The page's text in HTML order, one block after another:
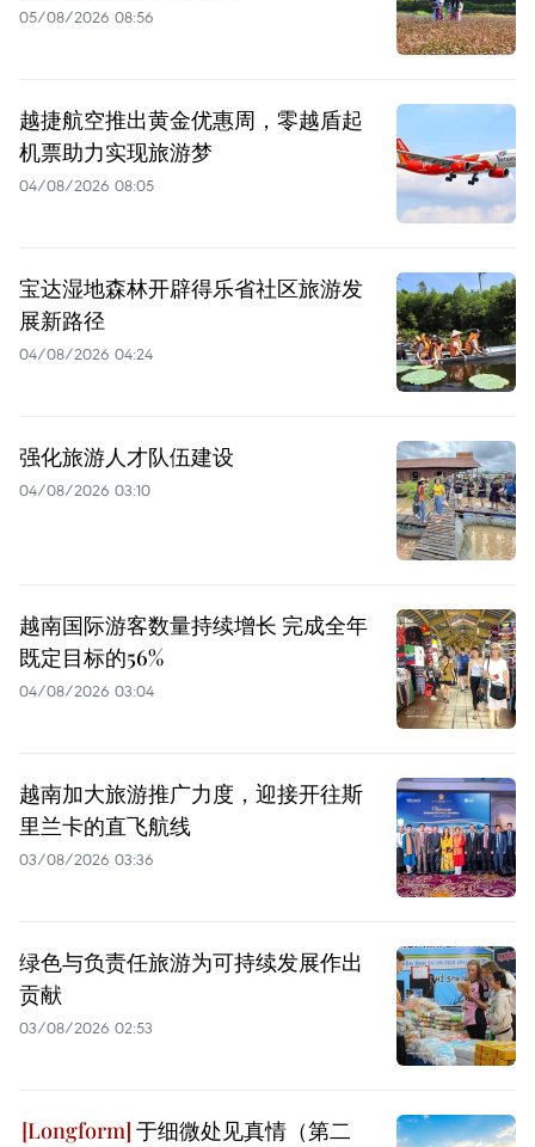
05/08/2026 08:56
越捷航空推出黄金优惠周，零越盾起
机票助力实现旅游梦
04/08/2026 08:05
宝达湿地森林开辟得乐省社区旅游发
展新路径
04/08/2026 04:24
强化旅游人才队伍建设
04/08/2026 03:10
越南国际游客数量持续增长 完成全年
既定目标的56%
04/08/2026 03:04
越南加大旅游推广力度，迎接开往斯
里兰卡的直飞航线
03/08/2026 03:36
绿色与负责任旅游为可持续发展作出
贡献
03/08/2026 02:53
于细微处见真情（第二